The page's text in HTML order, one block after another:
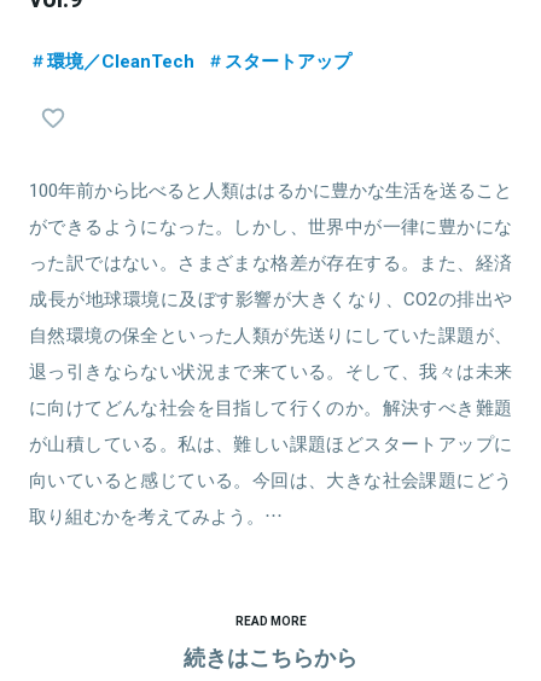
環境／CleanTech スタートアップ
100年前から比べると人類ははるかに豊かな生活を送ること
ができるようになった。しかし、世界中が一律に豊かにな
った訳ではない。さまざまな格差が存在する。また、経済
成長が地球環境に及ぼす影響が大きくなり、CO2の排出や
自然環境の保全といった人類が先送りにしていた課題が、
退っ引きならない状況まで来ている。そして、我々は未来
に向けてどんな社会を目指して行くのか。解決すべき難題
が山積している。私は、難しい課題ほどスタートアップに
向いていると感じている。今回は、大きな社会課題にどう
取り組むかを考えてみよう。…
READ MORE
続きはこちらから